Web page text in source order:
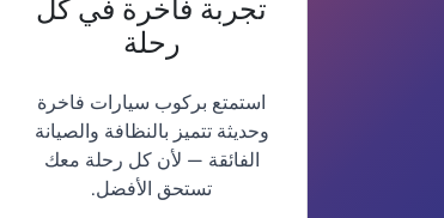
تجربة فاخرة في كل
رحلة
استمتع بركوب سيارات فاخرة
وحديثة تتميز بالنظافة والصيانة
الفائقة — لأن كل رحلة معك
تستحق الأفضل.